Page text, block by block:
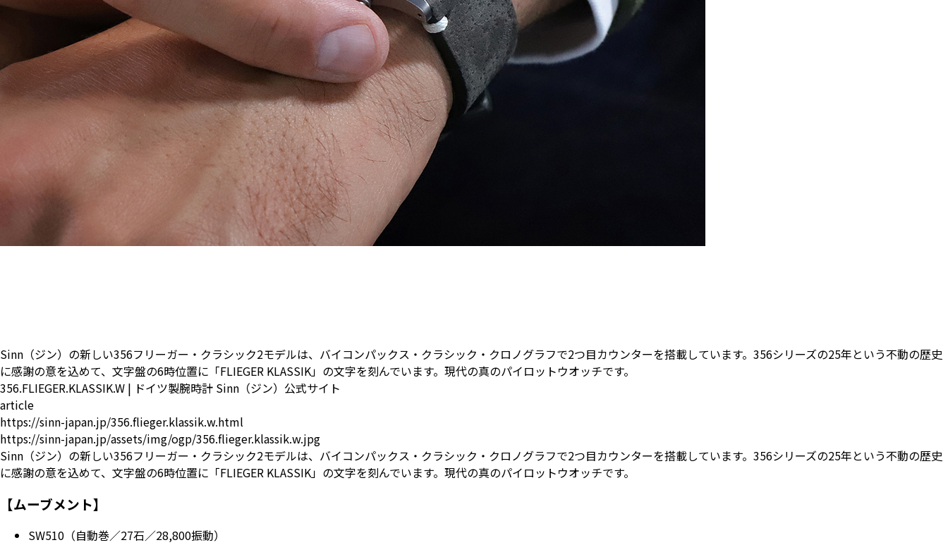
Sinn（ジン）の新しい356フリーガー・クラシック2モデルは、バイコンパックス・クラシック・クロノグラフで2つ目カウンターを搭載しています。356シリーズの25年という不動の歴史
に感謝の意を込めて、文字盤の6時位置に「FLIEGER KLASSIK」の文字を刻んでいます。現代の真のパイロットウオッチです。
356.FLIEGER.KLASSIK.W | ドイツ製腕時計 Sinn（ジン）公式サイト
article
https://sinn-japan.jp/356.flieger.klassik.w.html
https://sinn-japan.jp/assets/img/ogp/356.flieger.klassik.w.jpg
Sinn（ジン）の新しい356フリーガー・クラシック2モデルは、バイコンパックス・クラシック・クロノグラフで2つ目カウンターを搭載しています。356シリーズの25年という不動の歴史
に感謝の意を込めて、文字盤の6時位置に「FLIEGER KLASSIK」の文字を刻んでいます。現代の真のパイロットウオッチです。
【ムーブメント】
SW510（自動巻／27石／28,800振動）